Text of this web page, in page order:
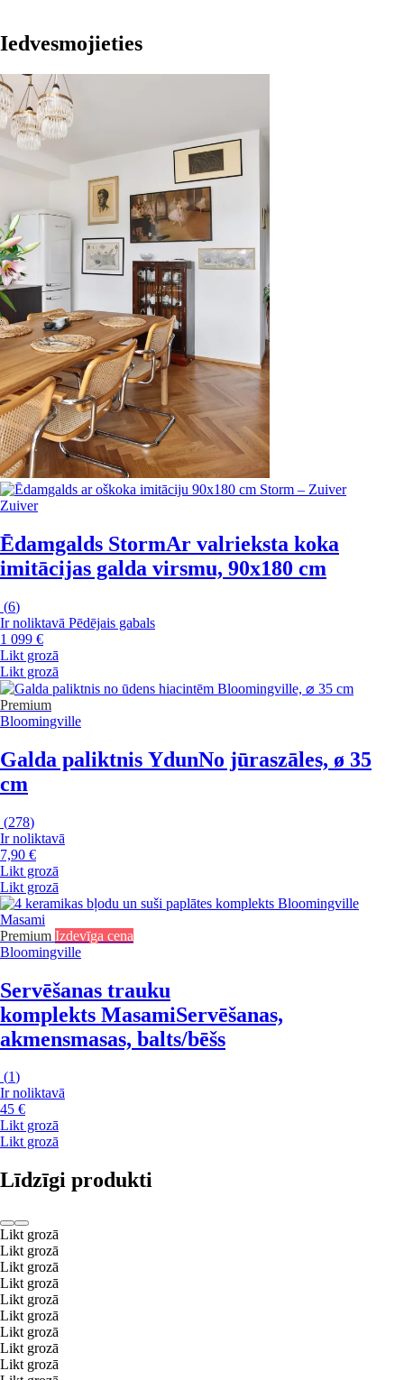
Iedvesmojieties
Zuiver
Ēdamgalds StormAr valrieksta koka
imitācijas galda virsmu, 90x180 cm
(6)
Ir noliktavā Pēdējais gabals
1 099 €
Likt grozā
Likt grozā
Premium
Bloomingville
Galda paliktnis YdunNo jūraszāles, ø 35
cm
(278)
Ir noliktavā
7,90 €
Likt grozā
Likt grozā
Premium Izdevīga cena
Bloomingville
Servēšanas trauku
komplekts MasamiServēšanas,
akmensmasas, balts/bēšs
(1)
Ir noliktavā
45 €
Likt grozā
Likt grozā
Līdzīgi produkti
Likt grozā
Likt grozā
Likt grozā
Likt grozā
Likt grozā
Likt grozā
Likt grozā
Likt grozā
Likt grozā